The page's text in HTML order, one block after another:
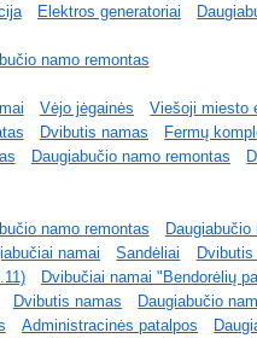
Elektros generatoriai
namo remontas
Vėjo jėgainės Viešoji miesto
Dvibutis namas Fermų
Daugiabučio namo remontas
namo remontas Daugiabučio
namai Sandėliai Dvibutis
Dvibučiai namai "Bendorėlių
Dvibutis namas Daugiabučio
Administracinės patalpos